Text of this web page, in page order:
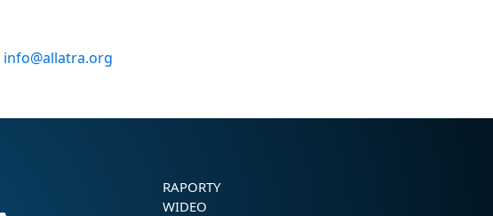
info@allatra.org
RAPORTY
WIDEO